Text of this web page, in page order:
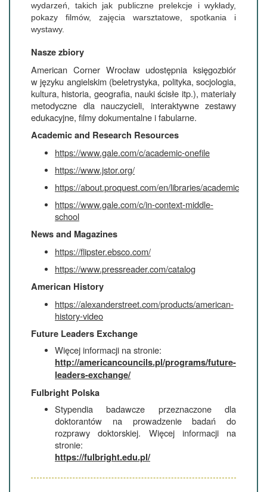
wydarzeń, takich jak publiczne prelekcje i wykłady,
pokazy filmów, zajęcia warsztatowe, spotkania i
wystawy.
Nasze zbiory
American Corner Wrocław udostępnia księgozbiór
w języku angielskim (beletrystyka, polityka, socjologia,
kultura, historia, geografia, nauki ścisłe itp.), materiały
metodyczne dla nauczycieli, interaktywne zestawy
edukacyjne, filmy dokumentalne i fabularne.
Academic and Research Resources
https://www.gale.com/c/academic-onefile
https://www.jstor.org/
https://about.proquest.com/en/libraries/academic
https://www.gale.com/c/in-context-middle-
school
News and Magazines
https://flipster.ebsco.com/
https://www.pressreader.com/catalog
American History
https://alexanderstreet.com/products/american-
history-video
Future Leaders Exchange
Więcej informacji na stronie:
http://americancouncils.pl/programs/future-
leaders-exchange/
Fulbright Polska
Stypendia badawcze przeznaczone dla
doktorantów na prowadzenie badań do
rozprawy doktorskiej. Więcej informacji na
stronie:
https://fulbright.edu.pl/